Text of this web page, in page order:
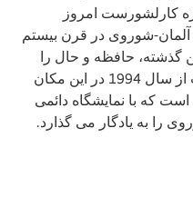
کارلشورست امروز
آلمان-شوروی در قرن بیستم
گذشته، حافظه و حال را
تسهیل می‌کند. موزه کارلشورست از سال 1994 در این مکان
است که با نمایشگاه دائمی
را به یادگار می گذارد.